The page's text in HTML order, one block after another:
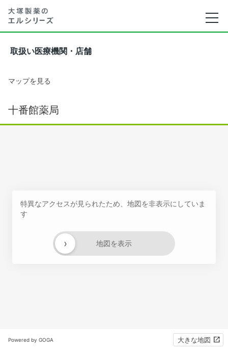
取扱い医療機関・店舗
マップを見る
十番館薬局
特異なアクセスが見られたため、地図を非表示にしていま
す
地図を表示
›
Powered by GOGA 大きな地図